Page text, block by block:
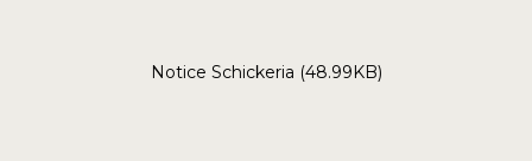
Notice Schickeria (48.99KB)